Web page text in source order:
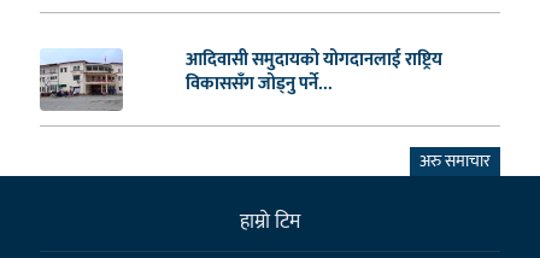
आदिवासी समुदायको योगदानलाई राष्ट्रिय
विकाससँग जोड्नु पर्ने...
अरु समाचार
हाम्राे टिम